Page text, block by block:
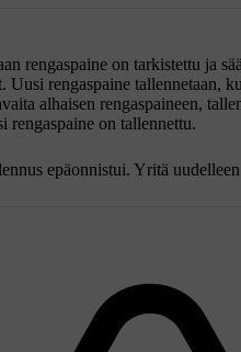
rengaspaine on tarkistettu ja
rengaspaine tallennetaan,
alhaisen rengaspaineen,
rengaspaine on tallennettu.
epäonnistui. Yritä